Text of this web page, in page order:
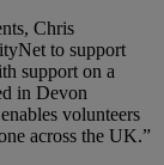
Chris
to support
support on a
in Devon
volunteers
across the UK.”